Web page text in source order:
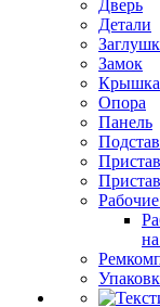
Дверь
Детали
Замок
Крышка
Опора
Панель